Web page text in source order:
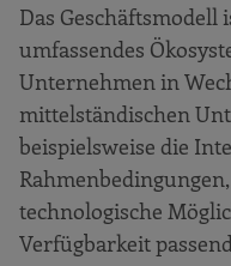
Das Geschäftsmodell
umfassendes
Unternehmen in
mittelständischen
beispielsweise die
technologische
Verfügbarkeit